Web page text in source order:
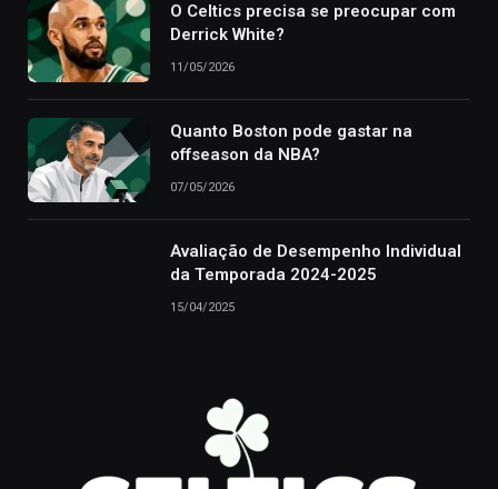
O Celtics precisa se preocupar com
Derrick White?
11/05/2026
Quanto Boston pode gastar na
offseason da NBA?
07/05/2026
Avaliação de Desempenho Individual
da Temporada 2024-2025
15/04/2025